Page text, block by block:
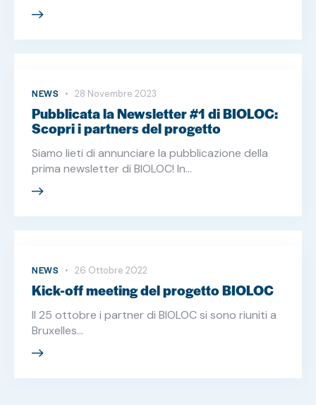
NEWS 28 Novembre 2023
Pubblicata la Newsletter #1 di BIOLOC:
Scopri i partners del progetto
Siamo lieti di annunciare la pubblicazione della
prima newsletter di BIOLOC! In…
NEWS 26 Ottobre 2022
Kick-off meeting del progetto BIOLOC
Il 25 ottobre i partner di BIOLOC si sono riuniti a
Bruxelles…